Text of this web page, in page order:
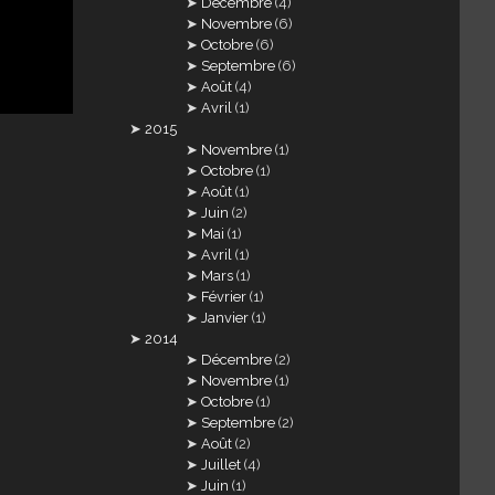
Novembre (6)
Octobre (6)
Septembre (6)
Août (4)
Avril (1)
2015
Novembre (1)
Octobre (1)
Août (1)
Juin (2)
Mai (1)
Avril (1)
Mars (1)
Février (1)
Janvier (1)
2014
Décembre (2)
Novembre (1)
Octobre (1)
Septembre (2)
Août (2)
Juillet (4)
Juin (1)